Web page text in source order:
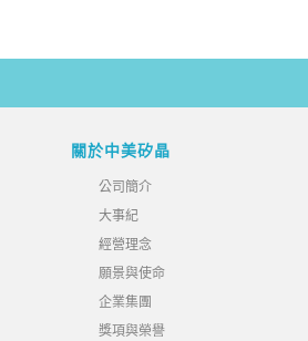
關於中美矽晶
公司簡介
大事紀
經營理念
願景與使命
企業集團
獎項與榮譽